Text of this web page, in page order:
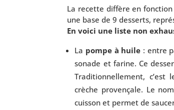
La recette dif­fère en
une base de 9 des­serts,
En voi­ci une liste non
La pompe à huile : entre
so­nade et farine. Ce
Traditionnellement,
crèche pro­ven­çale. Le
cuis­son et per­met de